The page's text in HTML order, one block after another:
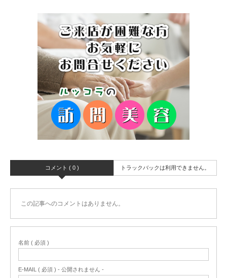
コメント ( 0 ) トラックバックは利用できません。
この記事へのコメントはありません。
名前 ( 必須 )
E-MAIL ( 必須 ) - 公開されません -